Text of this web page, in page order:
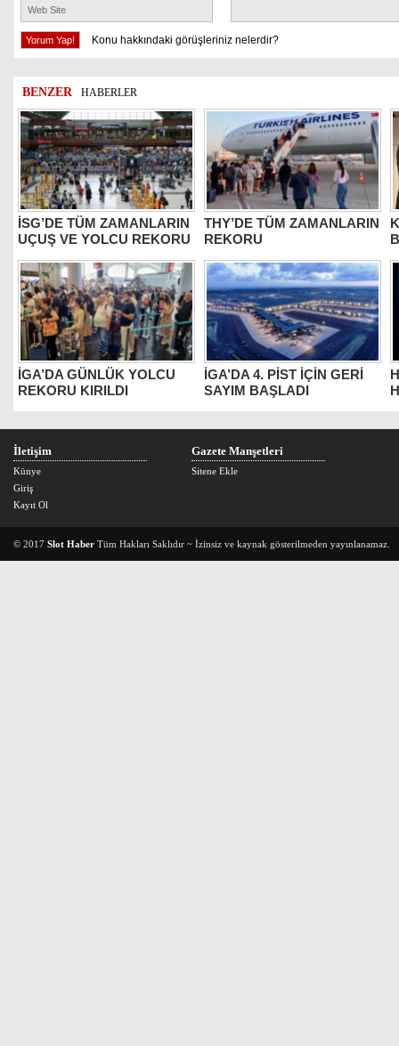
Konu hakkındaki görüşleriniz nelerdir?
BENZER HABERLER
İSG’DE TÜM ZAMANLARIN
UÇUŞ VE YOLCU REKORU
THY’DE TÜM ZAMANLARIN
REKORU
İGA’DA GÜNLÜK YOLCU
REKORU KIRILDI
İGA’DA 4. PİST İÇİN GERİ
SAYIM BAŞLADI
İletişim
Künye
Giriş
Kayıt Ol
Gazete Manşetleri
Sitene Ekle
© 2017 Slot Haber Tüm Hakları Saklıdır ~ İzinsiz ve kaynak gösterilmeden yayınlanamaz.